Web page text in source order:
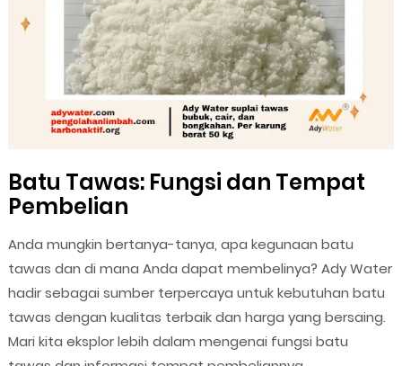
Batu Tawas: Fungsi dan Tempat
Pembelian
Anda mungkin bertanya-tanya, apa kegunaan batu
tawas dan di mana Anda dapat membelinya? Ady Water
hadir sebagai sumber terpercaya untuk kebutuhan batu
tawas dengan kualitas terbaik dan harga yang bersaing.
Mari kita eksplor lebih dalam mengenai fungsi batu